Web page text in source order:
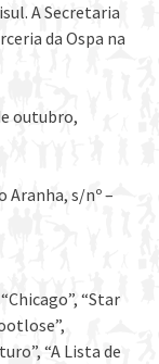
A Secretaria
da Ospa na
outubro,
Aranha, s/nº –
“Star
“A Lista de